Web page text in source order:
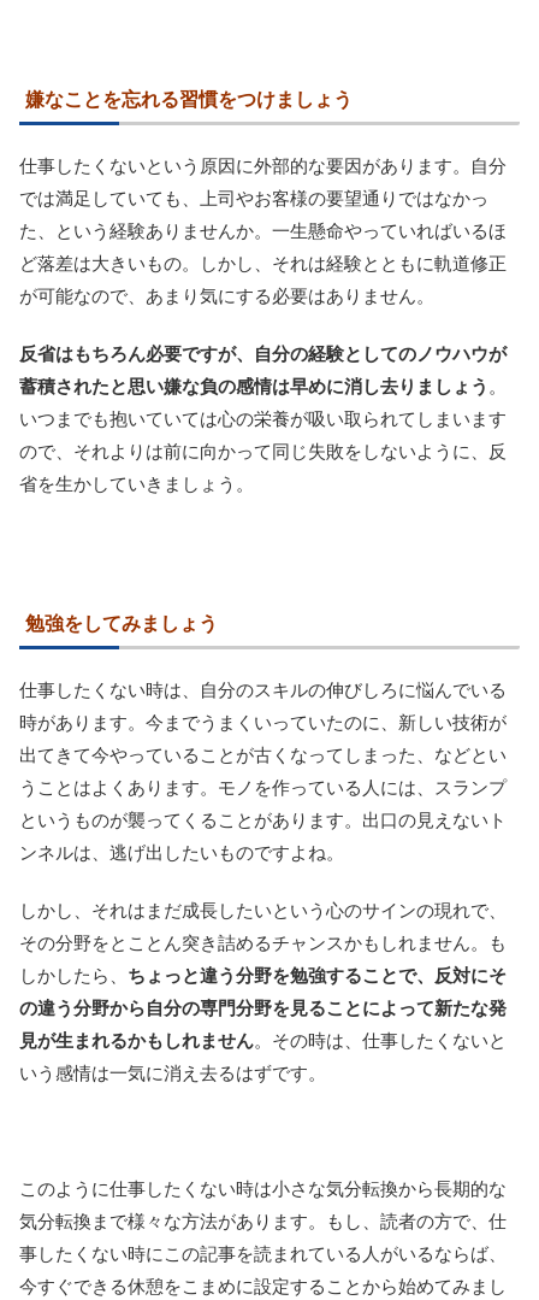
嫌なことを忘れる習慣をつけましょう
仕事したくないという原因に外部的な要因があります。自分
では満足していても、上司やお客様の要望通りではなかっ
た、という経験ありませんか。一生懸命やっていればいるほ
ど落差は大きいもの。しかし、それは経験とともに軌道修正
が可能なので、あまり気にする必要はありません。
反省はもちろん必要ですが、自分の経験としてのノウハウが
蓄積されたと思い嫌な負の感情は早めに消し去りましょう 。
いつまでも抱いていては心の栄養が吸い取られてしまいます
ので、それよりは前に向かって同じ失敗をしないように、反
省を生かしていきましょう。
勉強をしてみましょう
仕事したくない時は、自分のスキルの伸びしろに悩んでいる
時があります。今までうまくいっていたのに、新しい技術が
出てきて今やっていることが古くなってしまった、などとい
うことはよくあります。モノを作っている人には、スランプ
というものが襲ってくることがあります。出口の見えないト
ンネルは、逃げ出したいものですよね。
しかし、それはまだ成長したいという心のサインの現れで、
その分野をとことん突き詰めるチャンスかもしれません。も
しかしたら、 ちょっと違う分野を勉強することで、反対にそ
の違う分野から自分の専門分野を見ることによって新たな発
見が生まれるかもしれません。その時は、仕事したくないと
いう感情は一気に消え去るはずです。
このように仕事したくない時は小さな気分転換から長期的な
気分転換まで様々な方法があります。もし、読者の方で、仕
事したくない時にこの記事を読まれている人がいるならば、
今すぐできる休憩をこまめに設定することから始めてみまし